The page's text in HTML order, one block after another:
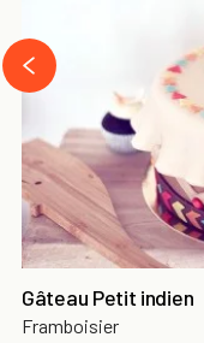
Gâteau Petit indien
Framboisier
prev